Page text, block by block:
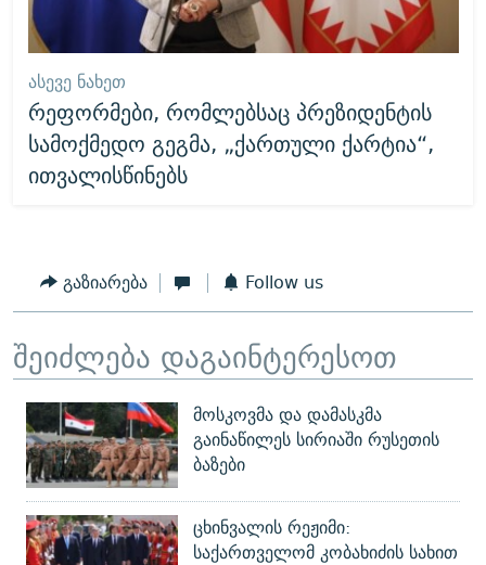
ᲐᲡᲔᲕᲔ ᲜᲐᲮᲔᲗ
რეფორმები, რომლებსაც პრეზიდენტის
სამოქმედო გეგმა, „ქართული ქარტია“,
ითვალისწინებს
გაზიარება Follow us
შეიძლება დაგაინტერესოთ
მოსკოვმა და დამასკმა
გაინაწილეს სირიაში რუსეთის
ბაზები
ცხინვალის რეჟიმი:
საქართველომ კობახიძის სახით